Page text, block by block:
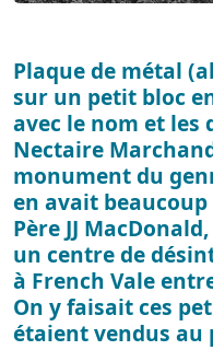
Plaque de métal
sur un petit bloc
avec le nom et
Nectaire
monument du
en avait beaucoup
Père JJ
un centre de
à French Vale
On y faisait ces
étaient vendus au